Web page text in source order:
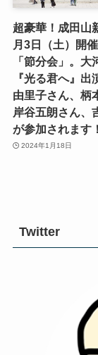
超豪華！成田山
月3日（土）開
「節分会」。大
『光る君へ』出
由里子さん、柄
岸谷五朗さん、
が参加されます！
2024年1月18日
Twitter